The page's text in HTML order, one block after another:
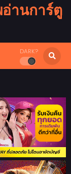
านการ์ตู
DARK?